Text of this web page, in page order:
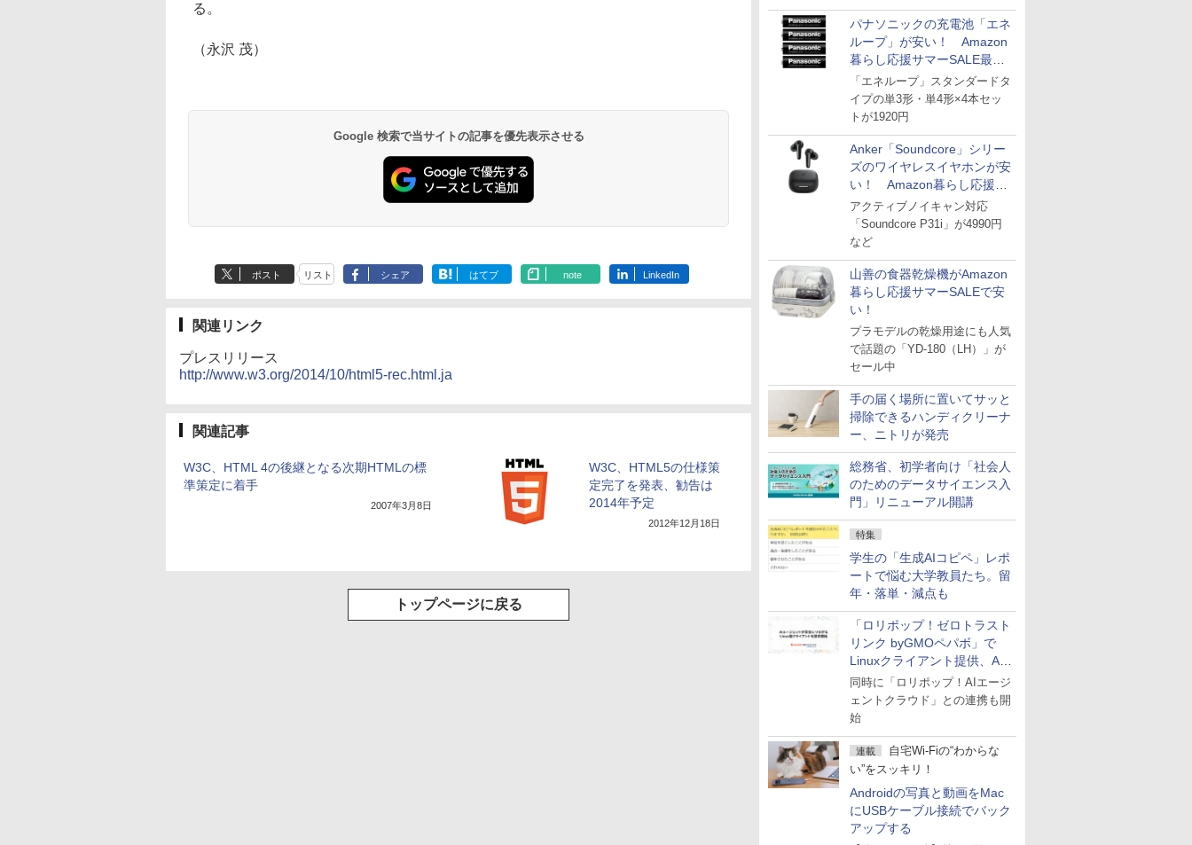
パナソニックの充電池「エネ
ループ」が安い！ Amazon
暮らし応援サマーSALE最終
日
「エネループ」スタンダードタ
イプの単3形・単4形×4本セッ
トが1920円
Anker「Soundcore」シリー
ズのワイヤレスイヤホンが安
い！ Amazon暮らし応援サ
マーSALE
アクティブノイキャン対応
「Soundcore P31i」が4990円
など
山善の食器乾燥機がAmazon
暮らし応援サマーSALEで安
い！
プラモデルの乾燥用途にも人気
で話題の「YD-180（LH）」が
セール中
手の届く場所に置いてサッと
掃除できるハンディクリーナ
ー、ニトリが発売
総務省、初学者向け「社会人
のためのデータサイエンス入
門」リニューアル開講
特集
学生の「生成AIコピペ」レポ
ートで悩む大学教員たち。留
年・落単・減点も
「ロリポップ！ゼロトラスト
リンク byGMOペパボ」で
Linuxクライアント提供、AI
エージェントの接続が容易に
同時に「ロリポップ！AIエージ
ェントクラウド」との連携も開
始
連載
自宅Wi-Fiの“わからな
い”をスッキリ！
Androidの写真と動画をMac
にUSBケーブル接続でバック
アップする
る。
（永沢 茂）
Google 検索で当サイトの記事を優先表示させる
ポスト リスト シェア はてブ note LinkedIn
関連リンク
プレスリリース
http://www.w3.org/2014/10/html5-rec.html.ja
関連記事
W3C、HTML 4の後継となる次期HTMLの標
準策定に着手
2007年3月8日
W3C、HTML5の仕様策
定完了を発表、勧告は
2014年予定
2012年12月18日
トップページに戻る